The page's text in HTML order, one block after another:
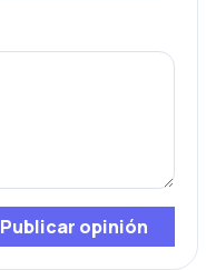
Publicar opinión